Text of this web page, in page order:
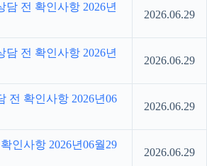
전 확인사항 2026년
2026.06.29
전 확인사항 2026년
2026.06.29
전 확인사항 2026년06
2026.06.29
인사항 2026년06월29
2026.06.29